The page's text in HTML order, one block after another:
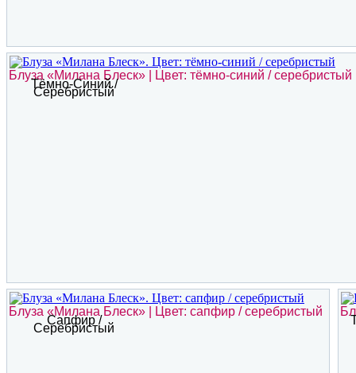
Блуза «Милана Блеск» | Цвет: тёмно-синий / серебристый
Тёмно-Синий /
Серебристый
Блуза «Милана Блеск» | Цвет: сапфир / серебристый
Сапфир /
Серебристый